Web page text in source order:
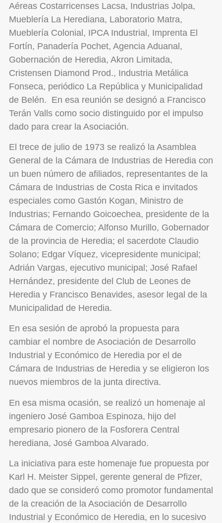
Aéreas Costarricenses Lacsa, Industrias Jolpa,
Mueblería La Herediana, Laboratorio Matra,
Mueblería Colonial, IPCA Industrial, Imprenta El
Fortín, Panadería Pochet, Agencia Aduanal,
Gobernación de Heredia, Akron Limitada,
Cristensen Diamond Prod., Industria Metálica
Fonseca, periódico La República y Municipalidad
de Belén. En esa reunión se designó a Francisco
Terán Valls como socio distinguido por el impulso
dado para crear la Asociación.
El trece de julio de 1973 se realizó la Asamblea
General de la Cámara de Industrias de Heredia con
un buen número de afiliados, representantes de la
Cámara de Industrias de Costa Rica e invitados
especiales como Gastón Kogan, Ministro de
Industrias; Fernando Goicoechea, presidente de la
Cámara de Comercio; Alfonso Murillo, Gobernador
de la provincia de Heredia; el sacerdote Claudio
Solano; Edgar Víquez, vicepresidente municipal;
Adrián Vargas, ejecutivo municipal; José Rafael
Hernández, presidente del Club de Leones de
Heredia y Francisco Benavides, asesor legal de la
Municipalidad de Heredia.
En esa sesión de aprobó la propuesta para
cambiar el nombre de Asociación de Desarrollo
Industrial y Económico de Heredia por el de
Cámara de Industrias de Heredia y se eligieron los
nuevos miembros de la junta directiva.
En esa misma ocasión, se realizó un homenaje al
ingeniero José Gamboa Espinoza, hijo del
empresario pionero de la Fosforera Central
herediana, José Gamboa Alvarado.
La iniciativa para este homenaje fue propuesta por
Karl H. Meister Sippel, gerente general de Pfizer,
dado que se consideró como promotor fundamental
de la creación de la Asociación de Desarrollo
Industrial y Económico de Heredia, en lo sucesivo